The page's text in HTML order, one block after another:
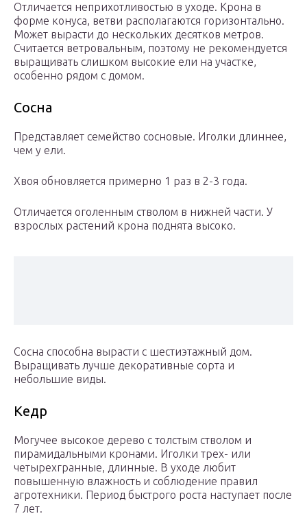
Отличается неприхотливостью в уходе. Крона в
форме конуса, ветви располагаются горизонтально.
Может вырасти до нескольких десятков метров.
Считается ветровальным, поэтому не рекомендуется
выращивать слишком высокие ели на участке,
особенно рядом с домом.
Сосна
Представляет семейство сосновые. Иголки длиннее,
чем у ели.
Хвоя обновляется примерно 1 раз в 2-3 года.
Отличается оголенным стволом в нижней части. У
взрослых растений крона поднята высоко.
Сосна способна вырасти с шестиэтажный дом.
Выращивать лучше декоративные сорта и
небольшие виды.
Кедр
Могучее высокое дерево с толстым стволом и
пирамидальными кронами. Иголки трех- или
четырехгранные, длинные. В уходе любит
повышенную влажность и соблюдение правил
агротехники. Период быстрого роста наступает после
7 лет.